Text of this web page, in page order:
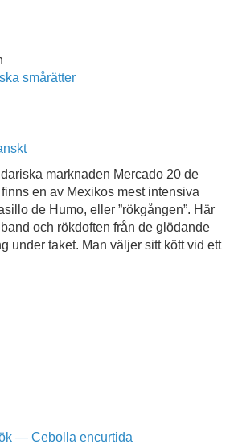
smårätter
marknaden Mercado 20 de
en av Mexikos mest intensiva
de Humo, eller ”rökgången”. Här
och rökdoften från de glödande
under taket. Man väljer sitt kött vid ett